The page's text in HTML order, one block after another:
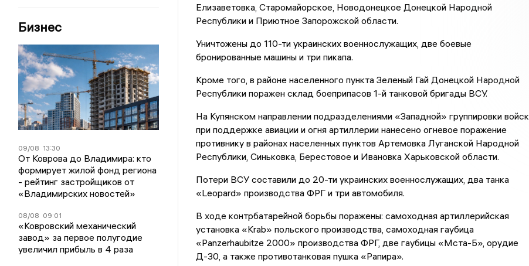
Бизнес
09/08 13:30
От Коврова до Владимира: кто
формирует жилой фонд региона
- рейтинг застройщиков от
«Владимирских новостей»
08/08 09:01
«Ковровский механический
завод» за первое полугодие
увеличил прибыль в 4 раза
Елизаветовка, Старомайорское, Новодонецкое Донецкой Народной
Республики и Приютное Запорожской области.
Уничтожены до 110-ти украинских военнослужащих, две боевые
бронированные машины и три пикапа.
Кроме того, в районе населенного пункта Зеленый Гай Донецкой Народной
Республики поражен склад боеприпасов 1-й танковой бригады ВСУ.
На Купянском направлении подразделениями «Западной» группировки войск
при поддержке авиации и огня артиллерии нанесено огневое поражение
противнику в районах населенных пунктов Артемовка Луганской Народной
Республики, Синьковка, Берестовое и Ивановка Харьковской области.
Потери ВСУ составили до 20-ти украинских военнослужащих, два танка
«Leopard» производства ФРГ и три автомобиля.
В ходе контрбатарейной борьбы поражены: самоходная артиллерийская
установка «Krab» польского производства, самоходная гаубица
«Panzerhaubitze 2000» производства ФРГ, две гаубицы «Мста-Б», орудие
Д-30, а также противотанковая пушка «Рапира».